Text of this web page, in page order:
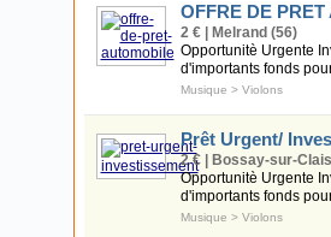
OFFRE DE
2 € | Melrand (56)
Opportunitè Urgente
d'importants fonds
Musique > Violons
Prêt Urgent/
2 € | Bossay-sur-
Opportunitè Urgente
d'importants fonds
Musique > Violons